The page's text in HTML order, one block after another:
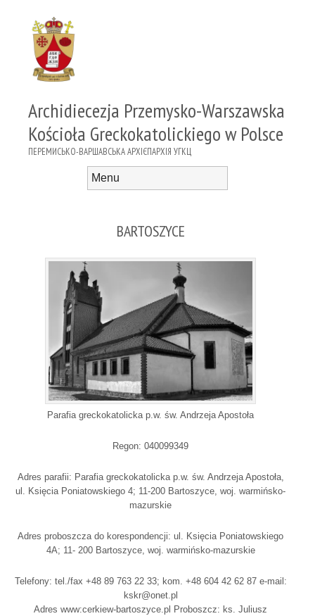
Archidiecezja Przemysko-Warszawska
Kościoła Greckokatolickiego w Polsce
ПЕРЕМИСЬКО-ВАРШАВСЬКА АРХІЄПАРХІЯ УГКЦ
BARTOSZYCE
Parafia greckokatolicka p.w. św. Andrzeja Apostoła
Regon: 040099349
Adres parafii: Parafia greckokatolicka p.w. św. Andrzeja Apostoła,
ul. Księcia Poniatowskiego 4; 11-200 Bartoszyce, woj. warmińsko-
mazurskie
Adres proboszcza do korespondencji: ul. Księcia Poniatowskiego
4A; 11- 200 Bartoszyce, woj. warmińsko-mazurskie
Telefony: tel./fax +48 89 763 22 33; kom. +48 604 42 62 87 e-mail:
kskr@onet.pl
Adres www:cerkiew-bartoszyce.pl Proboszcz: ks. Juliusz